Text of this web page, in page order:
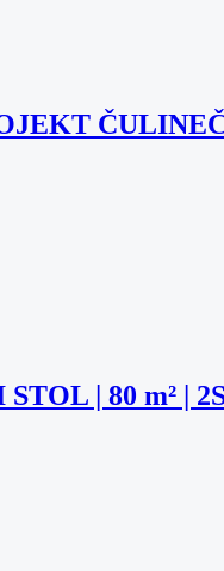
| 80 m² |